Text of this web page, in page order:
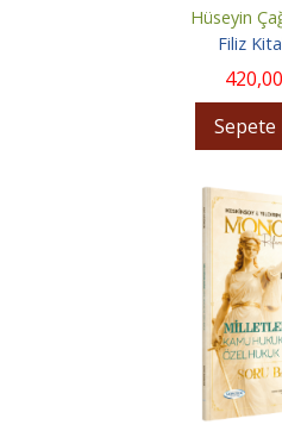
Hüseyin
Filiz
420,00
Sepete